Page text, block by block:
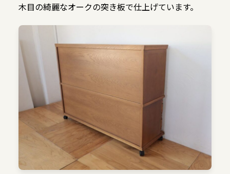
木目の綺麗なオークの突き板で仕上げています。